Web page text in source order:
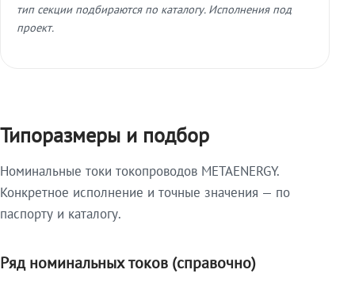
тип секции подбираются по каталогу. Исполнения под
проект.
Типоразмеры и подбор
Номинальные токи токопроводов METAENERGY.
Конкретное исполнение и точные значения — по
паспорту и каталогу.
Ряд номинальных токов (справочно)